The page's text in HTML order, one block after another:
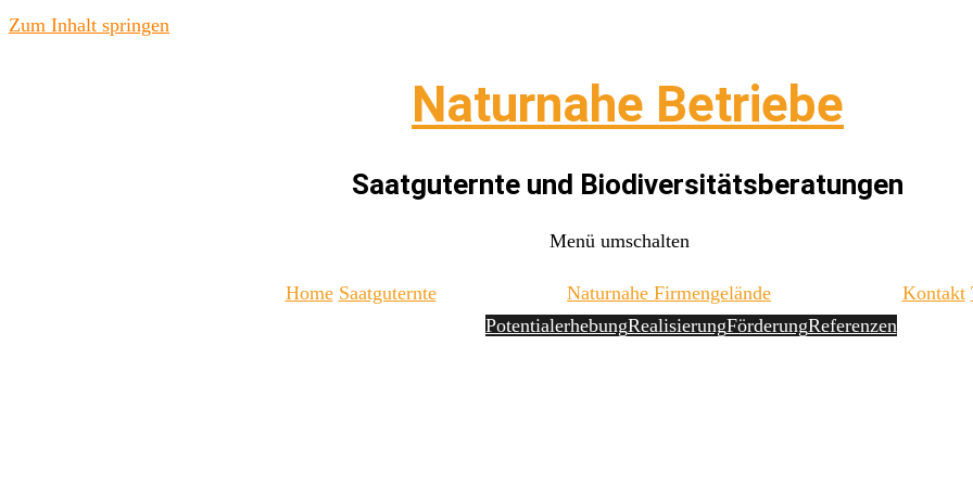
Zum Inhalt springen
Naturnahe Betriebe
Saatguternte und Biodiversitätsberatungen
Menü umschalten
Home Saatguternte
Naturnahe Firmengelände
PotentialerhebungRealisierungFörderungReferenzen
Kontakt